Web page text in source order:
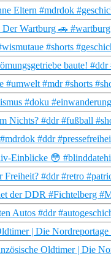
Eltern #mdrdok
Wartburg 🚗
#shorts
baute!
#umwelt #mdr #shorts
#doku
Nichts? #ddr #fußball
#ddr
😳
#ddr #retro
der DDR #Fichtelberg
Autos #ddr
| Die
Oldtimer | Die